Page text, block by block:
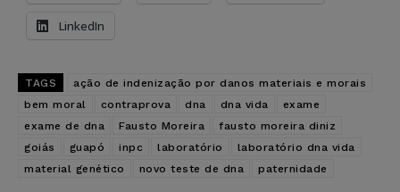
LinkedIn
TAGS
ação de indenização por danos materiais e morais
bem moral
contraprova dna dna vida
exame
exame de dna
Fausto Moreira
fausto moreira diniz
goiás
guapó inpc laboratório
laboratório dna vida
material genético
novo teste de dna paternidade